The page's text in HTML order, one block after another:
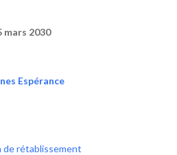
mars 2030
Espérance
de rétablissement